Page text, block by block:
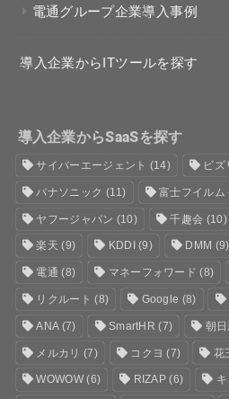
電通グループ企業導入事例
導入企業からITツールを探す
導入企業からSaaSを探す
サイバーエージェント (14) ビズ
パナソニック (11) 富士フイルム
ヤフージャパン (10) 千趣会 (10)
楽天 (9) KDDI (9) DMM (9)
電通 (8) マネーフォワード (8)
リクルート (8) Google (8)
ANA(7) SmartHR (7) 朝
メルカリ (7) コクヨ (7) 花
WOWOW(6) RIZAP (6)